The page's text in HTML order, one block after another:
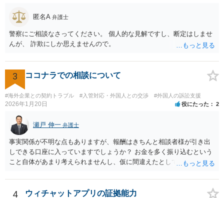
匿名A 弁護士
警察にご相談なさってください。 個人的な見解ですし、断定はしませ
んが、 詐欺にしか思えませんので。
3 ココナラでの相談について
#海外企業との契約トラブル #入管対応・外国人との交渉 #外国人の訴訟支援
2026年1月20日 役にたった 2
瀬戸 伸一 弁護士
事実関係が不明な点もありますが、報酬はきちんと相談者様が引き出
しできる口座に入っていますでしょうか？ お金を多く振り込むという
こと自体があまり考えられませんし、仮に間違えたとしても、海外の
で、paypayを使うというのは、話として怪しい感じがします。 絶対に
損のないように行動されるとよいと思われます。
4 ウィチャットアプリの証拠能力